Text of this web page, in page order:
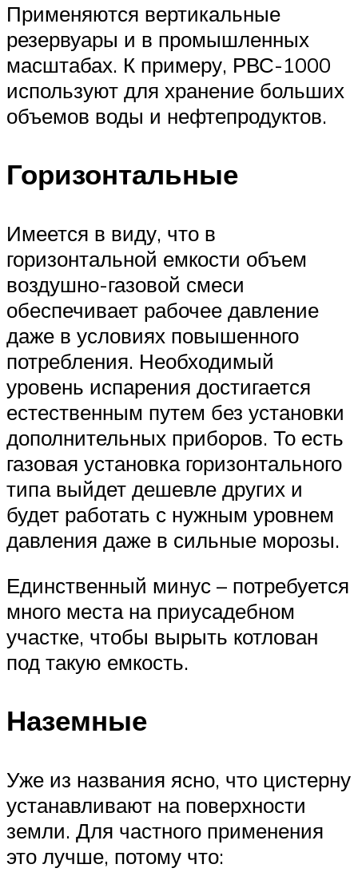
Применяются вертикальные
резервуары и в промышленных
масштабах. К примеру, РВС-1000
используют для хранение больших
объемов воды и нефтепродуктов.
Горизонтальные
Имеется в виду, что в
горизонтальной емкости объем
воздушно-газовой смеси
обеспечивает рабочее давление
даже в условиях повышенного
потребления. Необходимый
уровень испарения достигается
естественным путем без установки
дополнительных приборов. То есть
газовая установка горизонтального
типа выйдет дешевле других и
будет работать с нужным уровнем
давления даже в сильные морозы.
Единственный минус – потребуется
много места на приусадебном
участке, чтобы вырыть котлован
под такую емкость.
Наземные
Уже из названия ясно, что цистерну
устанавливают на поверхности
земли. Для частного применения
это лучше, потому что: